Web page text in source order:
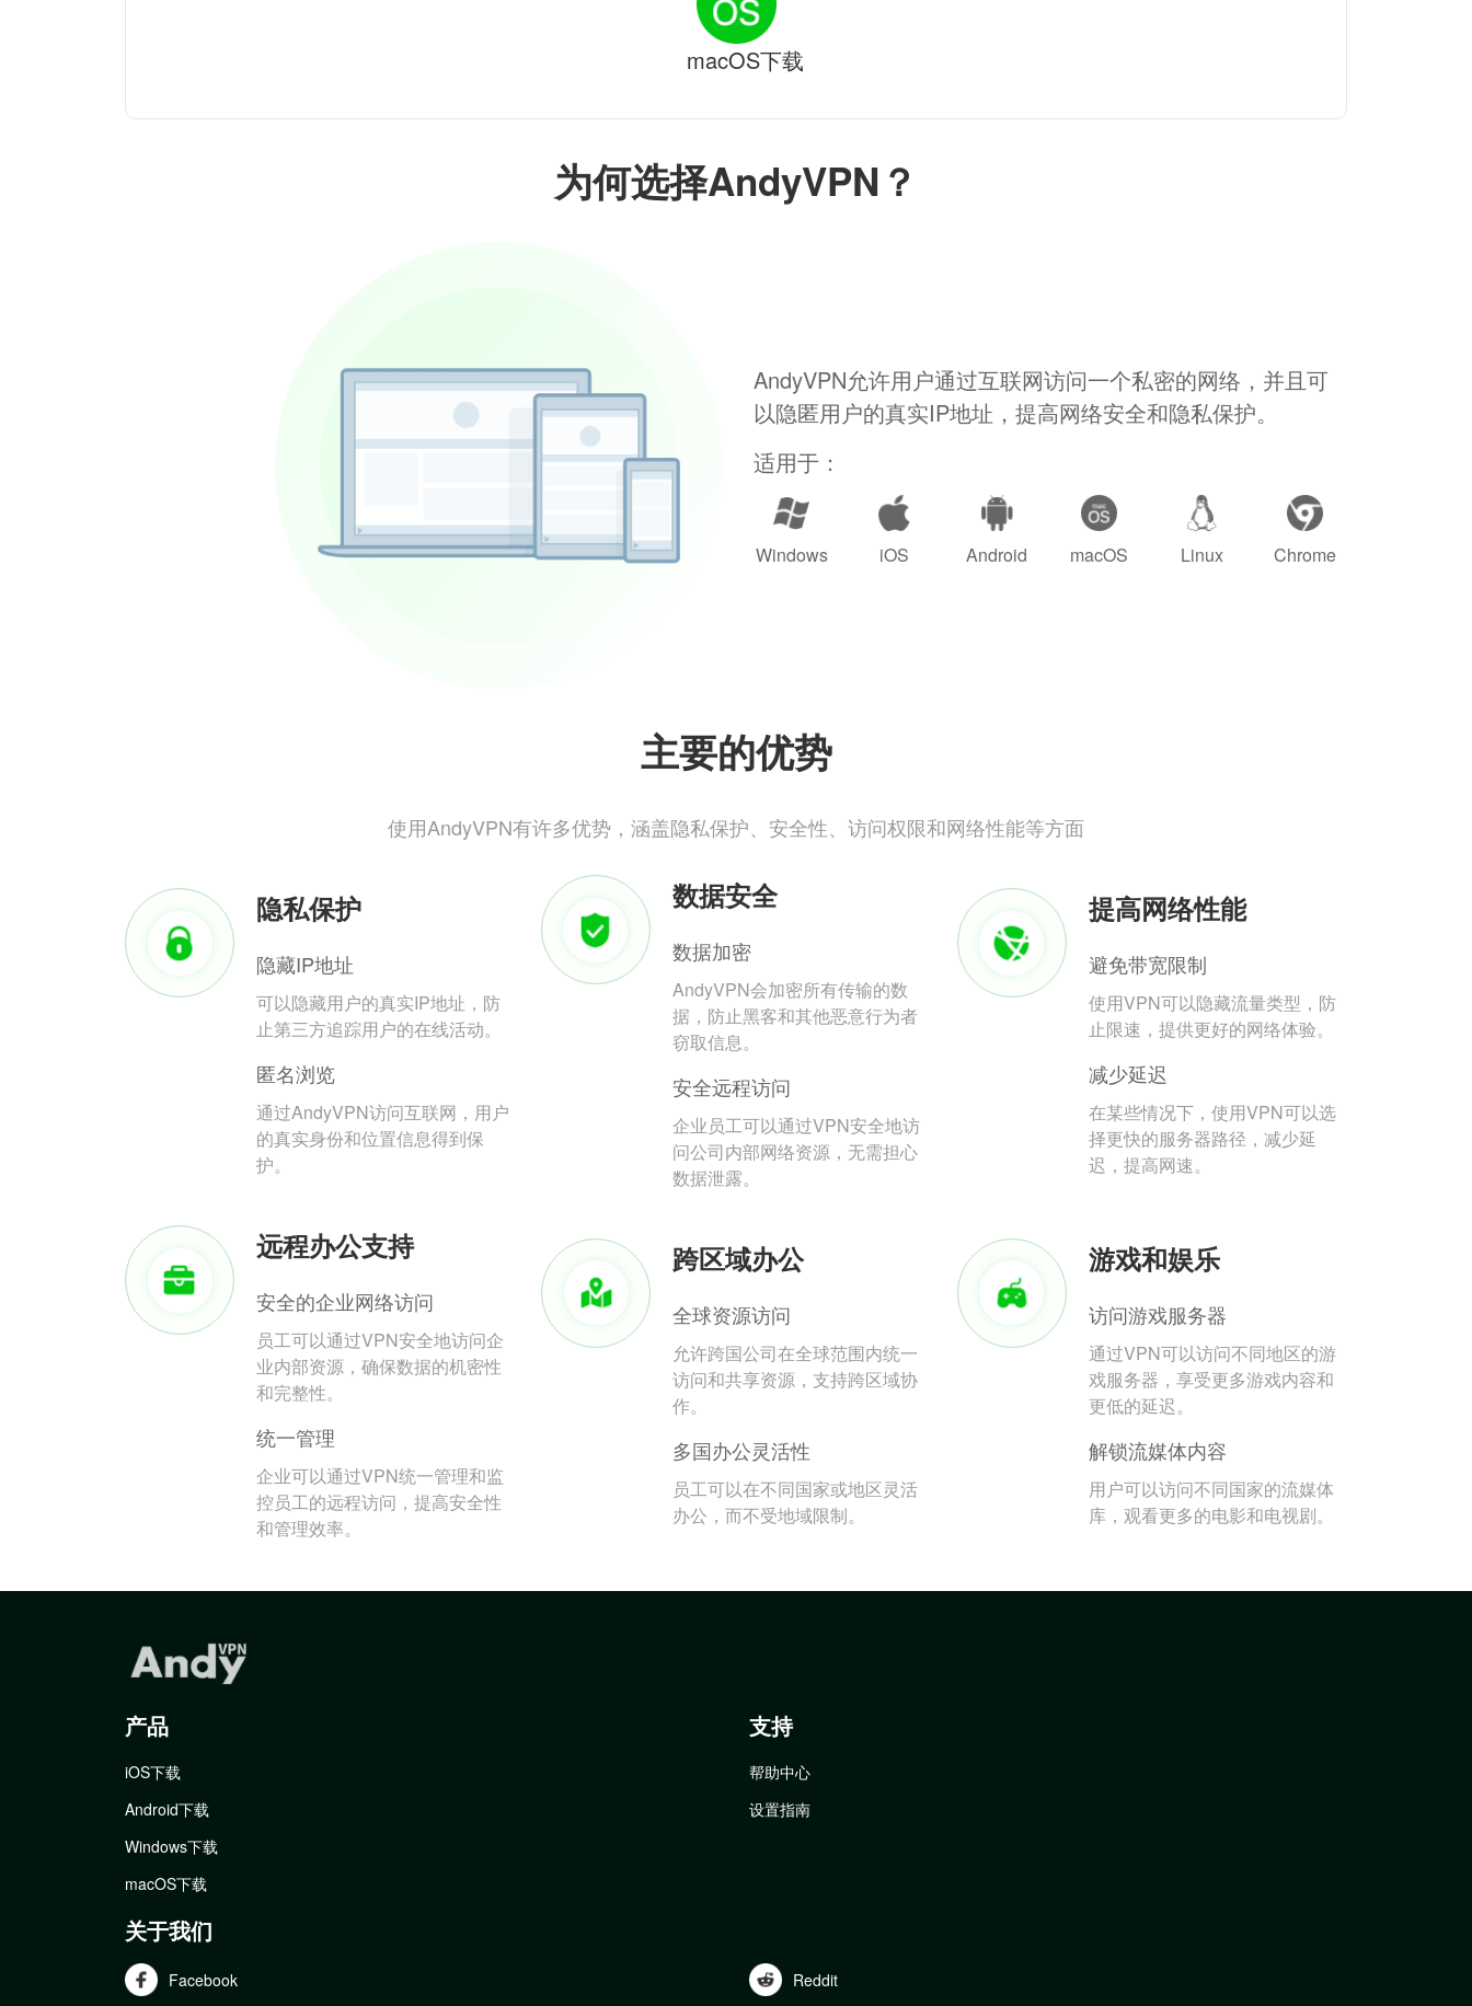
为何选择AndyVPN？
AndyVPN允许用户通过互联网访问一个私密的网络，并且可
以隐匿用户的真实IP地址，提高网络安全和隐私保护。
适用于：
Windows iOS Android macOS Linux Chrome
主要的优势
使用AndyVPN有许多优势，涵盖隐私保护、安全性、访问权限和网络性能等方面
隐私保护
隐藏IP地址
可以隐藏用户的真实IP地址，防
止第三方追踪用户的在线活动。
匿名浏览
通过AndyVPN访问互联网，用户
的真实身份和位置信息得到保
护。
数据安全
数据加密
AndyVPN会加密所有传输的数
据，防止黑客和其他恶意行为者
窃取信息。
安全远程访问
企业员工可以通过VPN安全地访
问公司内部网络资源，无需担心
数据泄露。
提高网络性能
避免带宽限制
使用VPN可以隐藏流量类型，防
止限速，提供更好的网络体验。
减少延迟
在某些情况下，使用VPN可以选
择更快的服务器路径，减少延
迟，提高网速。
远程办公支持
安全的企业网络访问
员工可以通过VPN安全地访问企
业内部资源，确保数据的机密性
和完整性。
统一管理
企业可以通过VPN统一管理和监
控员工的远程访问，提高安全性
和管理效率。
跨区域办公
全球资源访问
允许跨国公司在全球范围内统一
访问和共享资源，支持跨区域协
作。
多国办公灵活性
员工可以在不同国家或地区灵活
办公，而不受地域限制。
游戏和娱乐
访问游戏服务器
通过VPN可以访问不同地区的游
戏服务器，享受更多游戏内容和
更低的延迟。
解锁流媒体内容
用户可以访问不同国家的流媒体
库，观看更多的电影和电视剧。
macOS下载
产品
iOS下载
Android下载
Windows下载
macOS下载
支持
帮助中心
设置指南
关于我们
Facebook Reddit